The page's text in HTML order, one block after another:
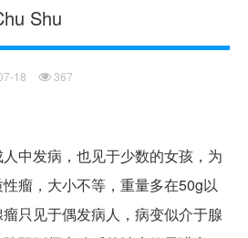
Shu
18 367
中发病，也见于少数的女孩，为
瘤，大小不等，重量多在50g以
只见于偶发病人，病变似介于腺